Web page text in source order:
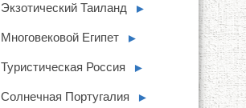
Экзотический Таиланд ►
Многовековой Египет ►
Туристическая Россия ►
Солнечная Португалия ►